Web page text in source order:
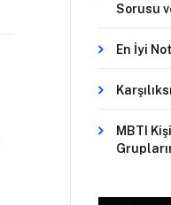
Sorusu
En İyi
MBTI